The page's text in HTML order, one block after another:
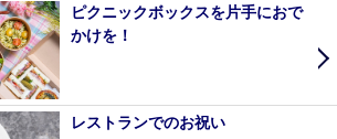
ピクニックボックスを片手におで
かけを！
レストランでのお祝い